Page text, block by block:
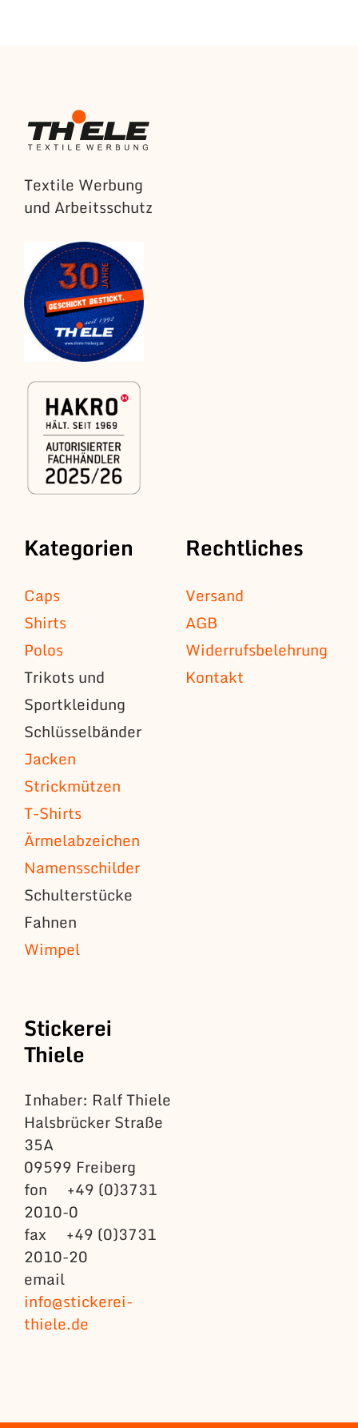
Textile Werbung
und Arbeitsschutz
Kategorien
Caps
Shirts
Polos
Trikots und
Sportkleidung
Schlüsselbänder
Jacken
Strickmützen
T-Shirts
Ärmelabzeichen
Namensschilder
Schulterstücke
Fahnen
Wimpel
Rechtliches
Versand
AGB
Widerrufsbelehrung
Kontakt
Stickerei
Thiele
Inhaber: Ralf Thiele
Halsbrücker Straße
35A
09599 Freiberg
fon +49 (0)3731
2010-0
fax +49 (0)3731
2010-20
email
info@stickerei-
thiele.de